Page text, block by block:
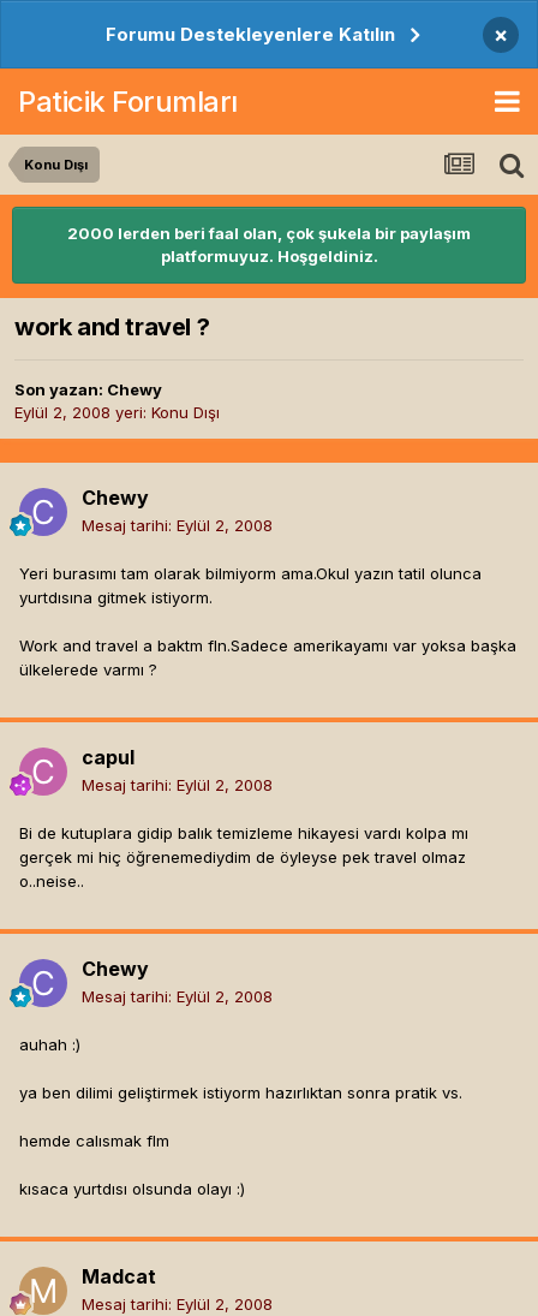
Forumu Destekleyenlere Katılın ×
Paticik Forumları
Konu Dışı
2000 lerden beri faal olan, çok şukela bir paylaşım
platformuyuz. Hoşgeldiniz.
work and travel ?
Son yazan: Chewy
Eylül 2, 2008 yeri: Konu Dışı
Chewy
Mesaj tarihi: Eylül 2, 2008
Yeri burasımı tam olarak bilmiyorm ama.Okul yazın tatil olunca
yurtdısına gitmek istiyorm.
Work and travel a baktm fln.Sadece amerikayamı var yoksa başka
ülkelerede varmı ?
capul
Mesaj tarihi: Eylül 2, 2008
Bi de kutuplara gidip balık temizleme hikayesi vardı kolpa mı
gerçek mi hiç öğrenemediydim de öyleyse pek travel olmaz
o..neise..
Chewy
Mesaj tarihi: Eylül 2, 2008
auhah :)
ya ben dilimi geliştirmek istiyorm hazırlıktan sonra pratik vs.
hemde calısmak flm
kısaca yurtdısı olsunda olayı :)
Madcat
Mesaj tarihi: Eylül 2, 2008